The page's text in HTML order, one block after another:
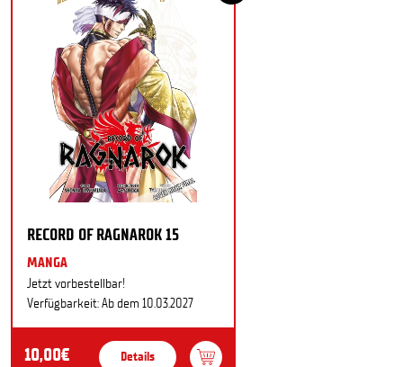
RECORD OF RAGNAROK 15
MANGA
Jetzt vorbestellbar!
Verfügbarkeit: Ab dem 10.03.2027
10,00€ Details